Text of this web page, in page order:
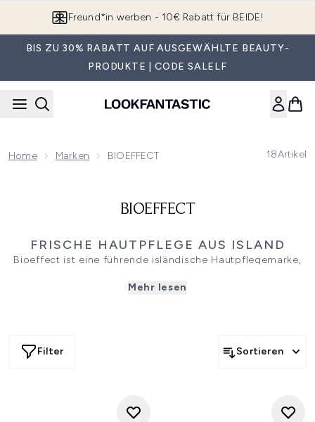
Freund*in werben - 10€ Rabatt für BEIDE!
BIS ZU 30% RABATT AUF AUSGEWÄHLTE BEAUTY-
PRODUKTE | CODE SALELF
Home Marken BIOEFFECT 18Artikel
BIOEFFECT
FRISCHE HAUTPFLEGE AUS ISLAND
Bioeffect ist eine führende isländische Hautpflegemarke,
alle Hauttypen geeignet sind und langfristige Resultate
Unternehmen die positiven Wirkungen von natürlichem
EGF entdeckt und zu ihrem Vorteil genutzt. Denn EGF lässt
probiere dich durch das restliche Sortiment!
Mehr lesen
Filter Sortieren